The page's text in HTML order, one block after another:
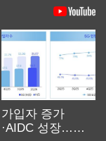
가입자 증가
·AIDC 성장…